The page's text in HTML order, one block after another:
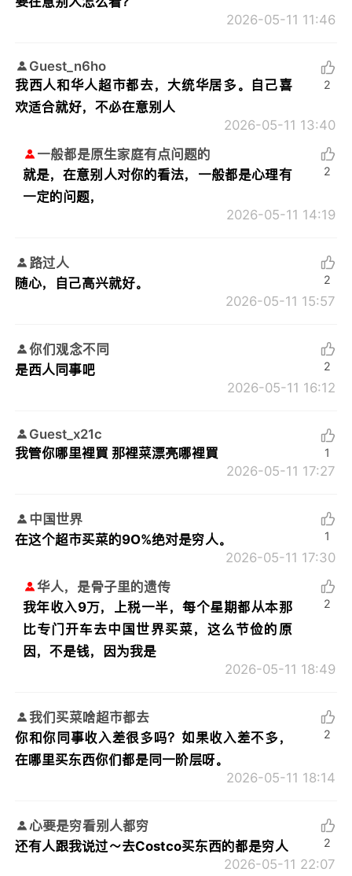
2026-05-11 11:46
Guest_n6ho
我西人和华人超市都去，大统华居多。自己喜
欢适合就好，不必在意别人
2026-05-11 13:40
2
一般都是原生家庭有点问题的
就是，在意别人对你的看法，一般都是心理有
一定的问题，
2026-05-11 14:19
2
路过人
随心，自己高兴就好。
2026-05-11 15:57
2
你们观念不同
是西人同事吧
2026-05-11 16:12
2
Guest_x21c
我管你哪里裡買 那裡菜漂亮哪裡買
2026-05-11 17:27
1
中国世界
在这个超市买菜的9O%绝对是穷人。
2026-05-11 17:30
1
华人，是骨子里的遗传
我年收入9万，上税一半，每个星期都从本那
比专门开车去中国世界买菜，这么节俭的原
因，不是钱，因为我是
2026-05-11 18:49
2
我们买菜啥超市都去
你和你同事收入差很多吗？如果收入差不多，
在哪里买东西你们都是同一阶层呀。
2026-05-11 18:14
2
心要是穷看别人都穷
还有人跟我说过～去Costco买东西的都是穷人
2026-05-11 22:07
2